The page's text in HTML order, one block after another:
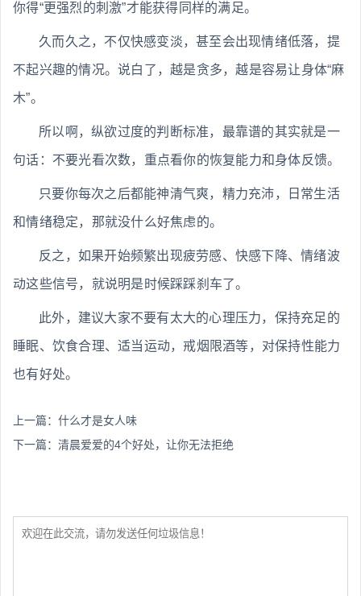
你得“更强烈的刺激”才能获得同样的满足。
久而久之，不仅快感变淡，甚至会出现情绪低落，提
不起兴趣的情况。说白了，越是贪多，越是容易让身体“麻
木”。
所以啊，纵欲过度的判断标准，最靠谱的其实就是一
句话：不要光看次数，重点看你的恢复能力和身体反馈。
只要你每次之后都能神清气爽，精力充沛，日常生活
和情绪稳定，那就没什么好焦虑的。
反之，如果开始频繁出现疲劳感、快感下降、情绪波
动这些信号，就说明是时候踩踩刹车了。
此外，建议大家不要有太大的心理压力，保持充足的
睡眠、饮食合理、适当运动，戒烟限酒等，对保持性能力
也有好处。
上一篇： 什么才是女人味
下一篇： 清晨爱爱的4个好处，让你无法拒绝